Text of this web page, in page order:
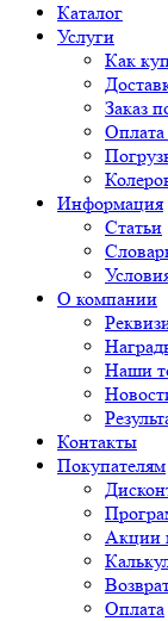
Каталог
Услуги
Как
Заказ
Оплата
Информация
Статьи
О компании
Наши
Контакты
Покупателям
Акции
Оплата